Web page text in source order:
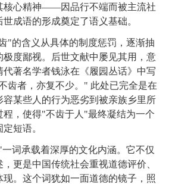
核心精神——因品行不端而被主流社
成语的形成奠定了语义基础。
"的含义从具体的制度惩罚，逐渐抽
度鄙视。后世文献中屡见其用，意
代著名学者钱泳在《履园丛话》中写
齿者，亦复不少。" 此处已完全是在
某些人的行为恶劣到被亲族乡里所
程，使得"不齿于人"最终凝结为一个
短语。
词承载着深厚的文化内涵。它不仅
更是中国传统社会重视道德评价、
。这个词犹如一面道德的镜子，照